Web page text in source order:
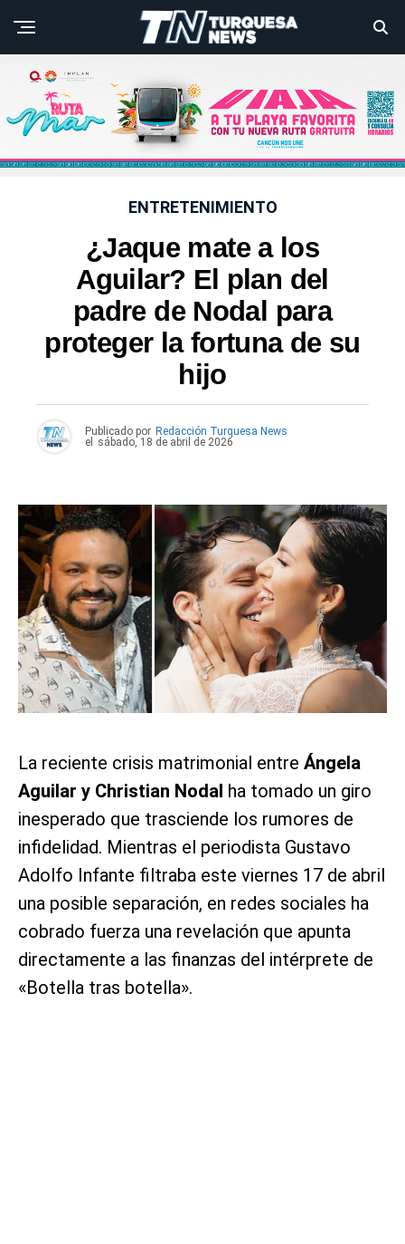
ENTRETENIMIENTO
¿Jaque mate a los
Aguilar? El plan del
padre de Nodal para
proteger la fortuna de su
hijo
Publicado por Redacción Turquesa News
el
sábado, 18 de abril de 2026
La reciente crisis matrimonial entre Ángela
Aguilar y Christian Nodal ha tomado un giro
inesperado que trasciende los rumores de
infidelidad. Mientras el periodista Gustavo
Adolfo Infante filtraba este viernes 17 de abril
una posible separación, en redes sociales ha
cobrado fuerza una revelación que apunta
directamente a las finanzas del intérprete de
«Botella tras botella».